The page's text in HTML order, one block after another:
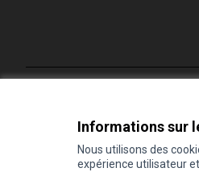
Informations sur
Nous utilisons des
expérience utilisateur